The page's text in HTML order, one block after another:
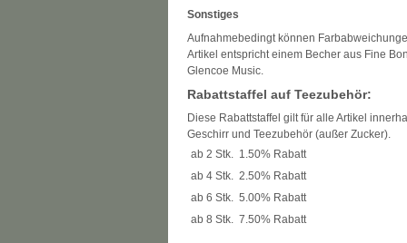
Sonstiges
Aufnahmebedingt können
Artikel entspricht einem Becher aus Fine
Glencoe Music.
Rabattstaffel auf Teezubehör:
Diese Rabattstaffel gilt für alle Artikel
Geschirr und Teezubehör (außer Zucker).
ab 2 Stk. 1.50% Rabatt
ab 4 Stk. 2.50% Rabatt
ab 6 Stk. 5.00% Rabatt
ab 8 Stk. 7.50% Rabatt